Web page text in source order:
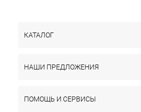
КАТАЛОГ
НАШИ ПРЕДЛОЖЕНИЯ
ПОМОЩЬ И СЕРВИСЫ